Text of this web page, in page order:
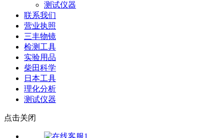
测试仪器
联系我们
营业执照
三丰物镜
检测工具
实验用品
柴田科学
日本工具
理化分析
测试仪器
点击关闭